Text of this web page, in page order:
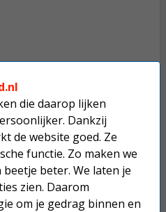
dit product bevat gaat in overleg
besteld worden.
besteld, morgen in huis.
die daarop lijken
Dankzij
de website goed. Ze
functie. Zo maken we
beter. We laten je
zien. Daarom
om je gedrag binnen en